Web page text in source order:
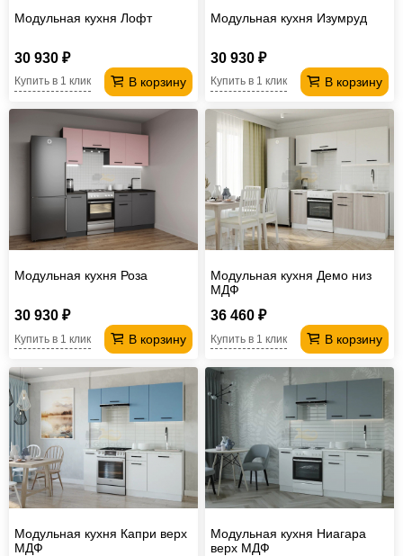
Модульная кухня Лофт
30 930 ₽
В корзину
Купить в 1 клик
Модульная кухня Изумруд
30 930 ₽
В корзину
Купить в 1 клик
Модульная кухня Роза
30 930 ₽
В корзину
Купить в 1 клик
Модульная кухня Демо низ
МДФ
36 460 ₽
В корзину
Купить в 1 клик
Модульная кухня Капри верх
МДФ
Модульная кухня Ниагара
верх МДФ